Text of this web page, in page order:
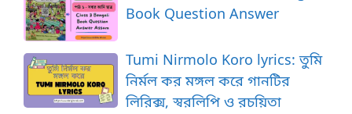
Book Question Answer
Tumi Nirmolo Koro lyrics: তুমি
নির্মল কর মঙ্গল করে গানটির
লিরিক্স, স্বরলিপি ও রচয়িতা